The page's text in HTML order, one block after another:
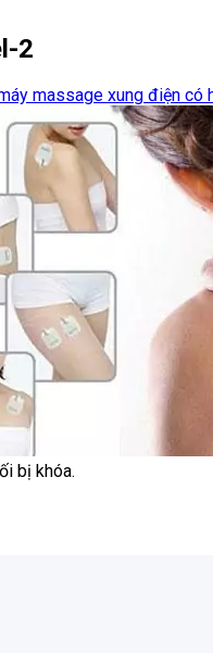
2
massage xung điện có
bị khóa.